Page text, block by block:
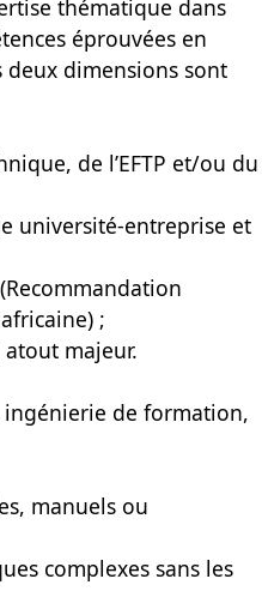
thématique dans
éprouvées en
dimensions sont
de l’EFTP et/ou du
université-entreprise et
;
atout majeur.
ingénierie de formation,
manuels ou
complexes sans les